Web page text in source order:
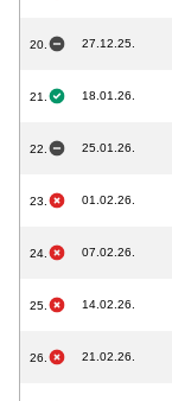
20. 27.12.25.
21. 18.01.26.
22. 25.01.26.
23. 01.02.26.
24. 07.02.26.
25. 14.02.26.
26. 21.02.26.